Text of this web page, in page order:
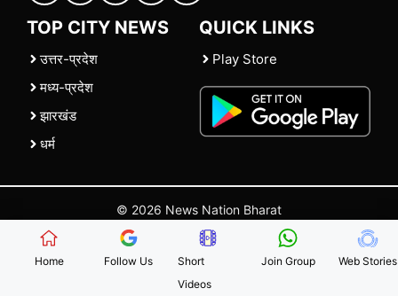
TOP CITY NEWS
उत्तर-प्रदेश
मध्य-प्रदेश
झारखंड
धर्म
QUICK LINKS
Play Store
© 2026 News Nation Bharat
| |Contact Us |Policies Terms and Conditions
Home Follow Us
Short
Videos
Join Group Web Stories